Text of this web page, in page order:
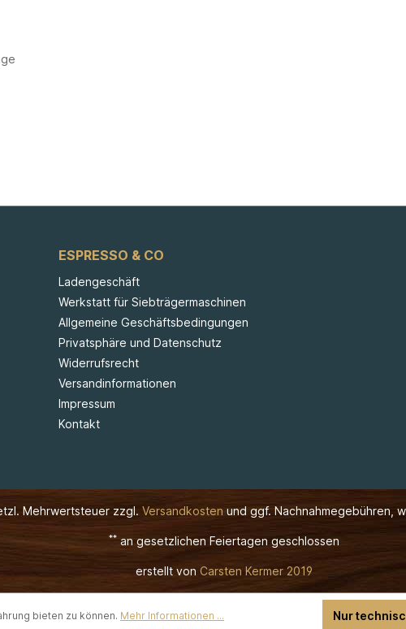
ESPRESSO & CO
Ladengeschäft
Werkstatt für Siebträgermaschinen
Allgemeine Geschäftsbedingungen
Privatsphäre und Datenschutz
Widerrufsrecht
Versandinformationen
Impressum
Kontakt
Mehrwertsteuer zzgl. Versandkosten und ggf. Nachnahmegebühren,
** an gesetzlichen Feiertagen geschlossen
erstellt von Carsten Kermer 2019
bieten zu können. Mehr Informationen ... Nur